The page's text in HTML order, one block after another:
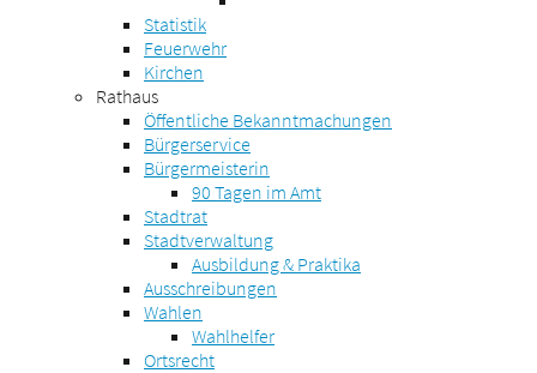
Statistik
Feuerwehr
Kirchen
Rathaus
Öffentliche Bekanntmachungen
Bürgerservice
Bürgermeisterin
90 Tagen im Amt
Stadtrat
Stadtverwaltung
Ausbildung & Praktika
Ausschreibungen
Wahlen
Wahlhelfer
Ortsrecht